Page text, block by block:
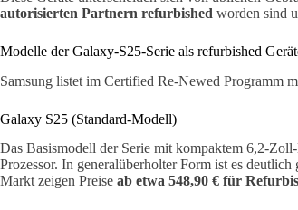
autorisierten Partnern refurbished worden sind
Modelle der Galaxy-S25-Serie als refurbished
Samsung listet im Certified Re-Newed Programm
Galaxy S25 (Standard-Modell)
Das Basismodell der Serie mit kompaktem 6,2-
Prozessor. In generalüberholter Form ist es
Markt zeigen Preise ab etwa 548,90 € für